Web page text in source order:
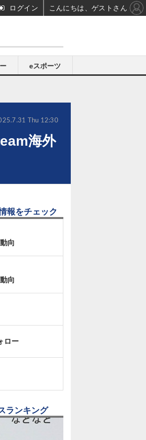
eスポーツ
海外
Thu 12:30
報をチェック
向
向
ロー
ランキング
ログイン こんにちは、ゲストさん